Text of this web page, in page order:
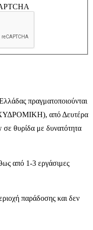
πραγματοποιούνται
από Δευτέρα
θυρίδα με δυνατότητα
από 1-3 εργάσιμες
παράδοσης και δεν